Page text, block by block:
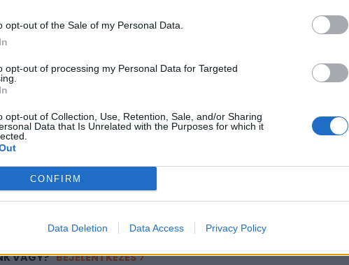
opt-out of the Sale of my Personal Data.
opt-out of processing my Personal Data for Targeted
opt-out of Collection, Use, Retention, Sale, and/or Sharing
Data that Is Unrelated with the Purposes for which it
CONFIRM
Data Deletion Data Access Privacy Policy
portfolio.hu hírarchívumához tartozik, melynek olvasása előfizetéses
tartalmazza:
cikkarchívum
elmúlt 2 év napon belüli
VAGY? BEJELENTKEZÉS